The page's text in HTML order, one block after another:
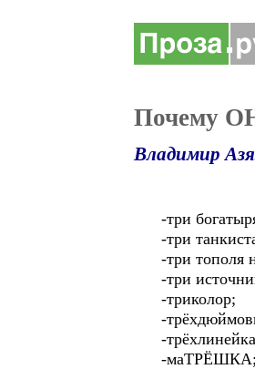
Почему
Владимир
-три
-три
-три
-три
-триколор;
-
-
-маТРЁШКА;